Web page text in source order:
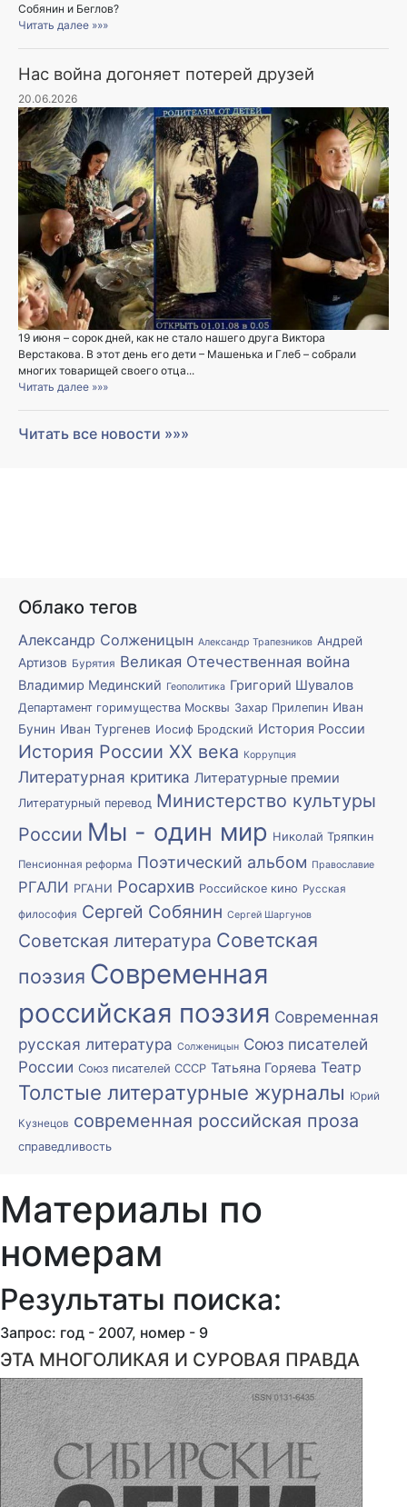
Собянин и Беглов?
Читать далее »»»
Нас война догоняет потерей друзей
20.06.2026
19 июня – сорок дней, как не стало нашего друга Виктора
Верстакова. В этот день его дети – Машенька и Глеб – собрали
многих товарищей своего отца...
Читать далее »»»
Читать все новости »»»
Облако тегов
Александр Солженицын Александр Трапезников Андрей
Артизов Бурятия Великая Отечественная война
Владимир Мединский Геополитика Григорий Шувалов
Департамент горимущества Москвы Захар Прилепин Иван
Бунин Иван Тургенев Иосиф Бродский История России
История России XX века Коррупция
Литературная критика Литературные премии
Литературный перевод Министерство культуры
России Мы - один мир Николай Тряпкин
Пенсионная реформа Поэтический альбом Православие
РГАЛИ РГАНИ Росархив Российское кино Русская
философия Сергей Собянин Сергей Шаргунов
Советская литература Советская
поэзия Современная
российская поэзия Современная
русская литература Солженицын Союз писателей
России Союз писателей СССР Татьяна Горяева Театр
Толстые литературные журналы Юрий
Кузнецов современная российская проза
справедливость
Материалы по
номерам
Результаты поиска:
Запрос: год - 2007, номер - 9
ЭТА МНОГОЛИКАЯ И СУРОВАЯ ПРАВДА